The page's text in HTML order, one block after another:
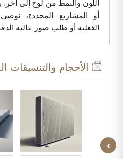
اللون والنمط من لوح إلى آخر.
أو المشاريع المحددة،
الفعلية أو طلب صور عالية
الأحجام والتنسيقات
›